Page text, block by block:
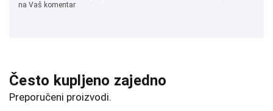
na Vaš komentar
Često kupljeno zajedno
Preporučeni proizvodi.